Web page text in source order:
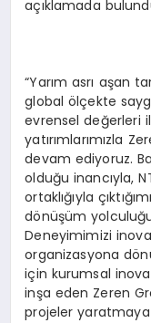
açıklamada
“Yarım asrı aşan
global ölçekte
evrensel değerleri
yatırımlarımızla
devam ediyoruz.
olduğu inancıyla,
ortaklığıyla
dönüşüm
Deneyimimizi
organizasyona
için kurumsal
inşa eden Zeren
projeler